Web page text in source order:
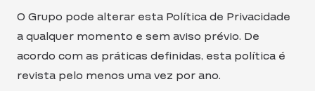
O Grupo pode alterar esta Política de Privacidade
a qualquer momento e sem aviso prévio. De
acordo com as práticas definidas, esta política é
revista pelo menos uma vez por ano.